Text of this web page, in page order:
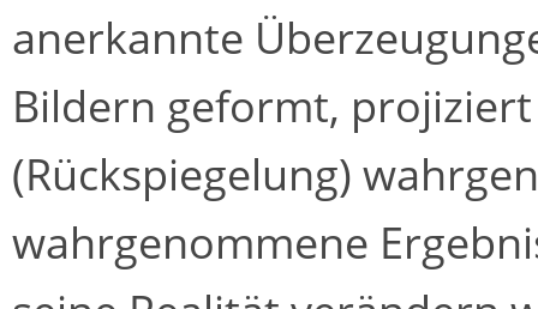
anerkannte
Bildern geformt,
(Rückspiegelung)
wahrgenommene